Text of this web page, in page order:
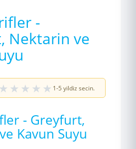
-
Nektarin ve
★ ★ ★ ★ ★ 1-5 yildiz secin.
- Greyfurt,
Kavun Suyu